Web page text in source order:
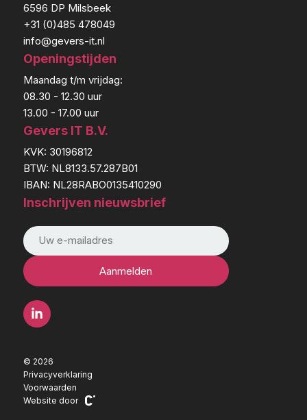
6596 DP Milsbeek
+31 (0)485 478049
info@gevers-it.nl
Openingstijden
Maandag t/m vrijdag:
08.30 - 12.30 uur
13.00 - 17.00 uur
Gevers IT B.V.
KVK: 30196812
BTW: NL8133.57.287B01
IBAN: NL28RABO0135410290
Inschrijven nieuwsbrief
© 2026
Privacyverklaring
Voorwaarden
Website door